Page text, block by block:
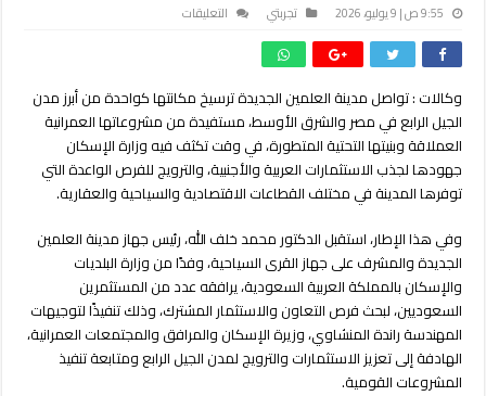
9:55 ص | 9 يوليو، 2026 تجربتي التعليقات
السعوديين
وتؤكد
مكانتها
كوجهة
إقليمية
للسياحة
مغلقة
وكالات :تواصل مدينة العلمين الجديدةترسيخ مكانتها كواحدة من أبرز مدن
الجيل الرابع في مصر والشرق الأوسط، مستفيدة من مشروعاتها العمرانية
العملاقة وبنيتها التحتية المتطورة، في وقت تكثف فيه وزارة الإسكان
جهودها لجذب الاستثمارات العربية والأجنبية، والترويج للفرص الواعدة التي
توفرها المدينة في مختلف القطاعات الاقتصادية والسياحية والعقارية.
وفي هذا الإطار، استقبل الدكتور محمد خلف الله، رئيس جهاز مدينة العلمين
الجديدة والمشرف على جهاز القرى السياحية، وفدًا من وزارة البلديات
والإسكان بالمملكة العربية السعودية، يرافقه عدد من المستثمرين
السعوديين، لبحث فرص التعاون والاستثمار المشترك، وذلك تنفيذًا لتوجيهات
المهندسة راندة المنشاوي، وزيرة الإسكان والمرافق والمجتمعات العمرانية،
الهادفة إلى تعزيز الاستثمارات والترويج لمدن الجيل الرابع ومتابعة تنفيذ
المشروعات القومية.